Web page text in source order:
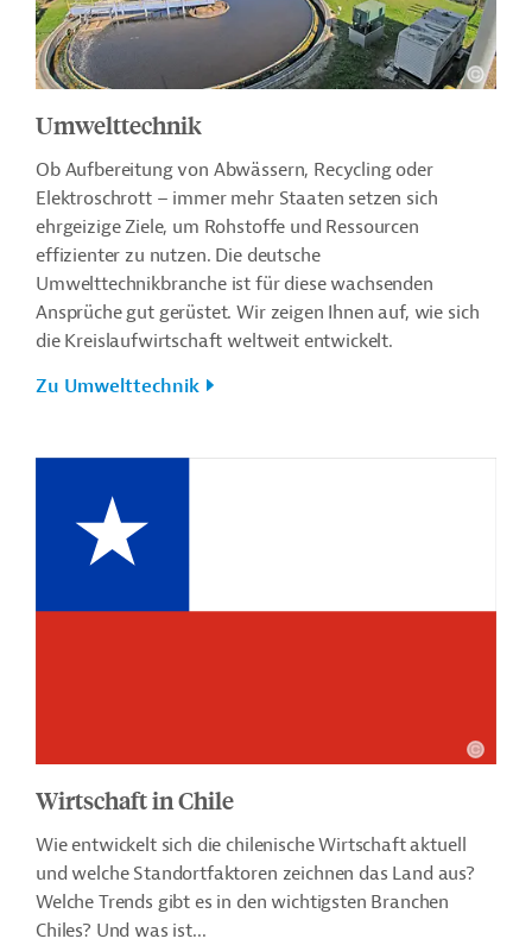
Umwelttechnik
Ob Aufbereitung von Abwässern, Recycling oder
Elektroschrott – immer mehr Staaten setzen sich
ehrgeizige Ziele, um Rohstoffe und Ressourcen
effizienter zu nutzen. Die deutsche
Umwelttechnikbranche ist für diese wachsenden
Ansprüche gut gerüstet. Wir zeigen Ihnen auf, wie sich
die Kreislaufwirtschaft weltweit entwickelt.
Zu Umwelttechnik
Wirtschaft in Chile
Wie entwickelt sich die chilenische Wirtschaft aktuell
und welche Standortfaktoren zeichnen das Land aus?
Welche Trends gibt es in den wichtigsten Branchen
Chiles? Und was ist...